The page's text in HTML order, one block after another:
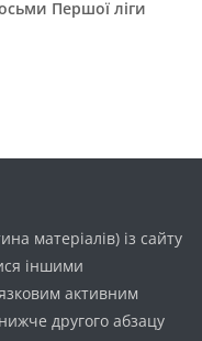
Першої ліги
матеріалів) із сайту
іншими
активним
другого абзацу